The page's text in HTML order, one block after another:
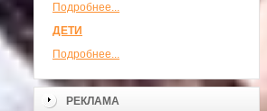
Подробнее...
ДЕТИ
Подробнее...
РЕКЛАМА